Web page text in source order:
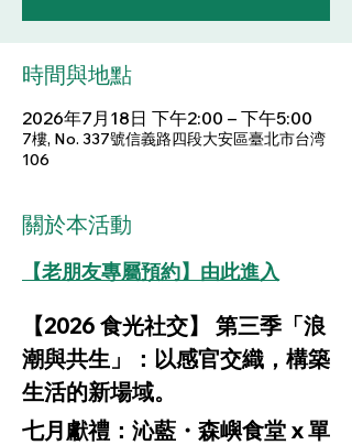
時間與地點
2026年7月18日 下午2:00 – 下午5:00
7樓, No. 337號信義路四段大安區臺北市台湾
106
關於本活動
【老朋友專屬預約】由此進入
【2026 食光社交】 第三季「浪
潮與共生」：以感官交織，構築
生活的新場域。
七月獻禮：沁藍・森嶼食堂 x 單